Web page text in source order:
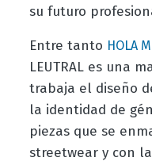
su futuro
Entre tanto HOLA
LEUTRAL es una
trabaja el diseño
la identidad de
piezas que se
streetwear y con